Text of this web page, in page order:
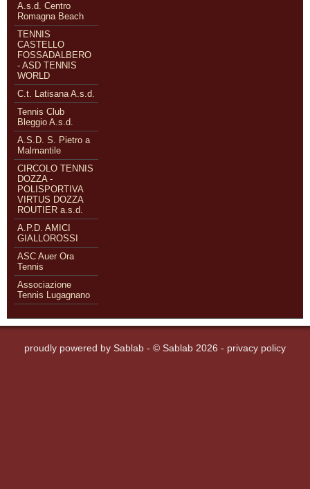
A.s.d. Centro
Romagna Beach
TENNIS
CASTELLO
FOSSADALBERO
- ASD TENNIS
WORLD
C.t. Latisana A.s.d.
Tennis Club
Bleggio A.s.d.
A.S.D. S. Pietro a
Malmantile
CIRCOLO TENNIS
DOZZA -
POLISPORTIVA
VIRTUS DOZZA
ROUTIER a.s.d.
A.P.D. AMICI
GIALLOROSSI
ASC Auer Ora
Tennis
Associazione
Tennis Lugagnano
proudly powered by Sablab - © Sablab 2026 - privacy policy